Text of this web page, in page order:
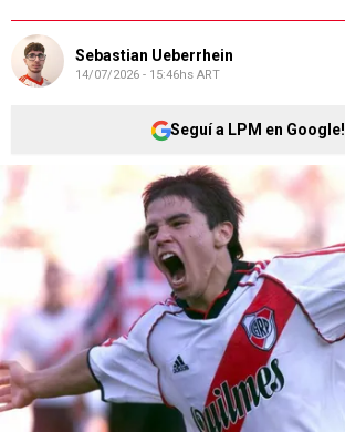
Sebastian Ueberrhein
14/07/2026 - 15:46hs ART
Seguí a LPM en Google!